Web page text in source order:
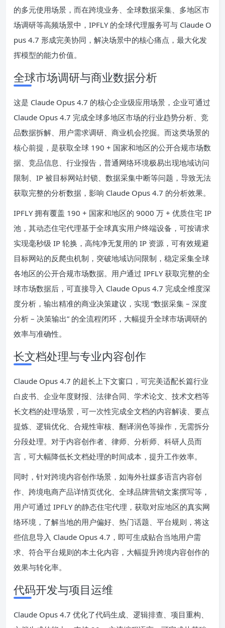
的多元使用场景，而在跨境业务、全球数据采集、多地区市
场调研等高频场景中，IPFLY 的全球代理服务可与 Claude O
pus 4.7 形成完美协同，解决场景中的核心痛点，最大化发
挥模型的能力价值。
全球市场调研与商业数据分析
这是 Claude Opus 4.7 的核心企业级应用场景，企业可通过
Claude Opus 4.7 完成全球多地区市场的行业趋势分析、竞
品数据拆解、用户需求调研、商业机会挖掘。而这类场景的
核心前提，是获取全球 190 + 国家和地区的公开合规市场数
据、竞品信息、行业报告，普通网络环境极易出现地域访问
限制、IP 被目标网站封锁、数据采集中断等问题，导致无法
获取完整的分析数据，影响 Claude Opus 4.7 的分析效果。
IPFLY 拥有覆盖 190 + 国家和地区的 9000 万 + 优质住宅 IP
池，其动态住宅代理基于全球真实用户终端设备，可按请求
实现毫秒级 IP 轮换，高纯净无复用的 IP 资源，可有效规避
目标网站的反爬虫机制，突破地域访问限制，稳定采集全球
各地区的公开合规市场数据。用户通过 IPFLY 获取完整的全
球市场数据后，可直接导入 Claude Opus 4.7 完成全维度深
度分析，输出精准的商业决策建议，实现 “数据采集 – 深度
分析 – 决策输出” 的全流程闭环，大幅提升全球市场调研的
效率与准确性。
长文档处理与专业内容创作
Claude Opus 4.7 的超长上下文窗口，可完美适配长篇行业
白皮书、企业年度财报、法律合同、学术论文、技术文档等
长文档的处理场景，可一次性完成全文档的内容解读、要点
提炼、逻辑优化、合规性审核、翻译润色等操作，无需拆分
分段处理。对于内容创作者、律师、分析师、科研人员而
言，可大幅降低长文档处理的时间成本，提升工作效率。
同时，针对跨境内容创作场景，如海外社媒多语言内容创
作、跨境电商产品详情页优化、全球品牌营销文案撰写等，
用户可通过 IPFLY 的静态住宅代理，获取对应地区的真实网
络环境，了解当地的用户偏好、热门话题、平台规则，将这
些信息导入 Claude Opus 4.7，即可生成贴合当地用户需
求、符合平台规则的本土化内容，大幅提升跨境内容创作的
效果与转化率。
代码开发与项目运维
Claude Opus 4.7 优化了代码生成、逻辑排查、项目重构、